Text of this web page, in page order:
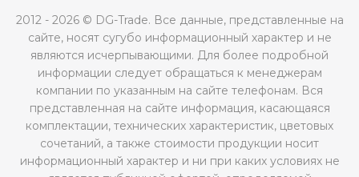
2012 - 2026 © DG-Trade. Все данные, представленные на
сайте, носят сугубо информационный характер и не
являются исчерпывающими. Для более подробной
информации следует обращаться к менеджерам
компании по указанным на сайте телефонам. Вся
представленная на сайте информация, касающаяся
комплектации, технических характеристик, цветовых
сочетаний, а также стоимости продукции носит
информационный характер и ни при каких условиях не